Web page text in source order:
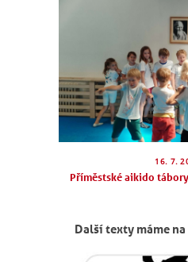
16. 7.
Příměstské aikido
Další texty máme